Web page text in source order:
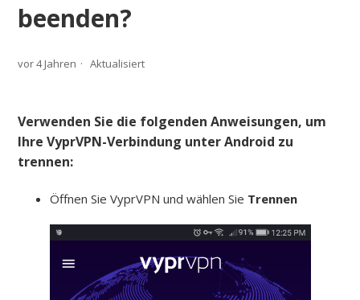
beenden?
vor 4 Jahren Aktualisiert
Verwenden Sie die folgenden Anweisungen, um
Ihre VyprVPN-Verbindung unter Android zu
trennen:
Öffnen Sie VyprVPN und wählen Sie Trennen